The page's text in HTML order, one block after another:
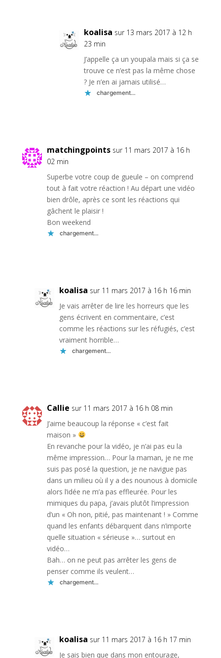
koalisa sur 13 mars 2017 à 12 h
23 min
J’appelle ça un youpala mais si ça se
trouve ce n’est pas la même chose
? Je n’en ai jamais utilisé…
chargement…
matchingpoints sur 11 mars 2017 à 16 h
02 min
Superbe votre coup de gueule – on comprend
tout à fait votre réaction ! Au départ une vidéo
bien drôle, après ce sont les réactions qui
gâchent le plaisir !
Bon weekend
chargement…
koalisa sur 11 mars 2017 à 16 h 16 min
Je vais arrêter de lire les horreurs que les
gens écrivent en commentaire, c’est
comme les réactions sur les réfugiés, c’est
vraiment horrible…
chargement…
Callie sur 11 mars 2017 à 16 h 08 min
J’aime beaucoup la réponse « c’est fait
maison »
En revanche pour la vidéo, je n’ai pas eu la
même impression… Pour la maman, je ne me
suis pas posé la question, je ne navigue pas
dans un milieu où il y a des nounous à domicile
alors l’idée ne m’a pas effleurée. Pour les
mimiques du papa, j’avais plutôt l’impression
d’un « Oh non, pitié, pas maintenant ! » Comme
quand les enfants débarquent dans n’importe
quelle situation « sérieuse »… surtout en
vidéo…
Bah… on ne peut pas arrêter les gens de
penser comme ils veulent…
chargement…
koalisa sur 11 mars 2017 à 16 h 17 min
Je sais bien que dans mon entourage,